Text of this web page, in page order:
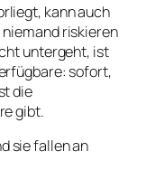
kann auch
niemand riskieren
untergeht, ist
sofort,
die
gibt.
sie fallen an